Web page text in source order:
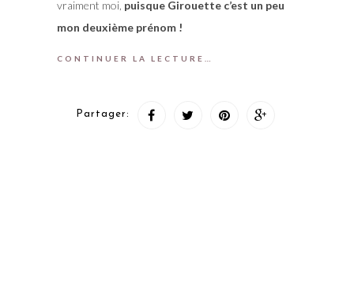
vraiment moi, puisque Girouette c’est un peu
mon deuxième prénom !
CONTINUER LA LECTURE…
Partager: